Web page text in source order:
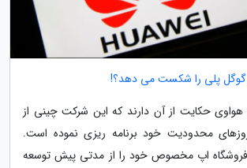
گوگل پلی را شکست می دهد؟!
حکایت از آن دارند که این شرکت چینی از
برای روزهای محدودیت خود برنامه ریزی نموده است.
اپ مخصوص خود را از مدتی پیش توسعه